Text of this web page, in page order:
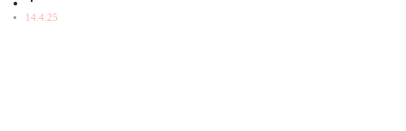
14.4.25